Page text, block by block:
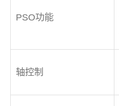
PSO功能
轴控制